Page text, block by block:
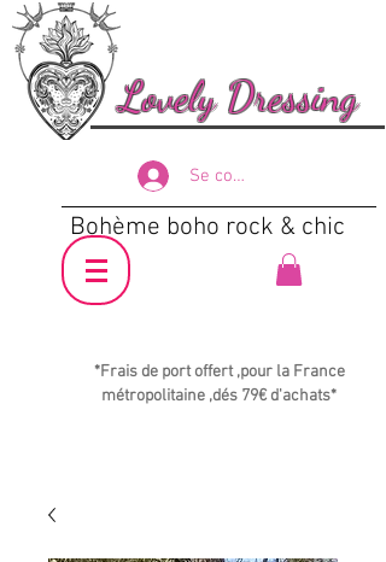
Lovely Dressing
Se connecter
Bohème boho rock & chic
*Frais de port offert ,pour la France
métropolitaine ,dés 79€ d'achats*